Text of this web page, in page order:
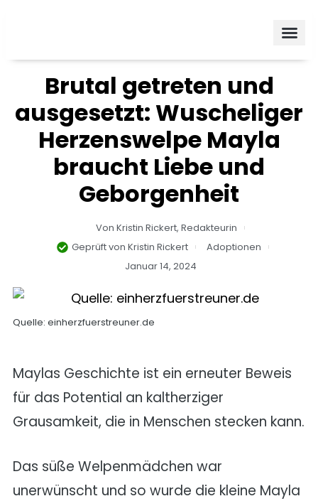
springen
Brutal getreten und
ausgesetzt: Wuscheliger
Herzenswelpe Mayla
braucht Liebe und
Geborgenheit
Von Kristin Rickert, Redakteurin
Geprüft von Kristin Rickert
Adoptionen
Januar 14, 2024
Quelle: einherzfuerstreuner.de
Maylas Geschichte ist ein erneuter Beweis
für das Potential an kaltherziger
Grausamkeit, die in Menschen stecken kann.
Das süße Welpenmädchen war
unerwünscht und so wurde die kleine Mayla